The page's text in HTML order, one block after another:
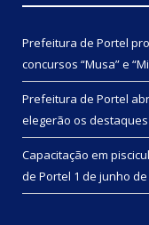
Prefeitura de Portel
concursos “Musa” e
Prefeitura de Portel
elegerão os
Capacitação em
de Portel 1 de junho de